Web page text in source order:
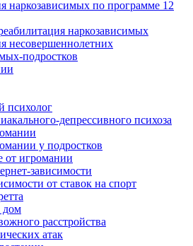
наркозависимых по программе 12
наркозависимых
несовершеннолетних
подростков
психолог
депрессивного психоза
у подростков
от игромании
зависимости
от ставок на спорт
дом
расстройства
атак